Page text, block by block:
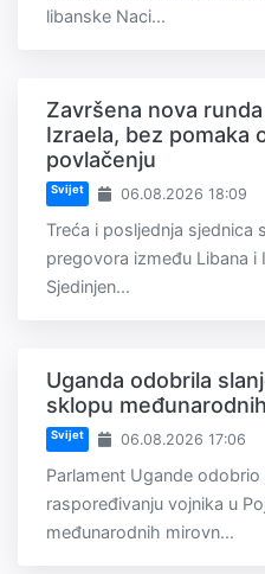
libanske Naci...
Završena nova
Izraela, bez pomaka
povlačenju
Svijet 06.08.2026 18:09
Treća i posljednja sjednica
pregovora između Libana i
Sjedinjen...
Uganda odobrila
sklopu
Svijet 06.08.2026 17:06
Parlament Ugande
raspoređivanju vojnika u
međunarodnih mirovn...